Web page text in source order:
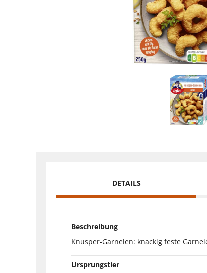
DETAILS
Beschreibung
Knusper-Garnelen: knackig feste
Ursprungstier